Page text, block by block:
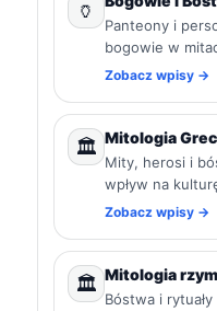
🏺
Panteony i
bogowie w
Zobacz wpisy →
🏛️ Mitologia
Mity, herosi i
wpływ na
Zobacz wpisy →
🏛️ Mitologia
Bóstwa i